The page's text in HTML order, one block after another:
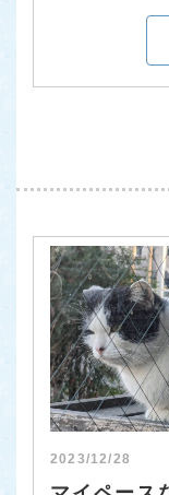
2023/12/28